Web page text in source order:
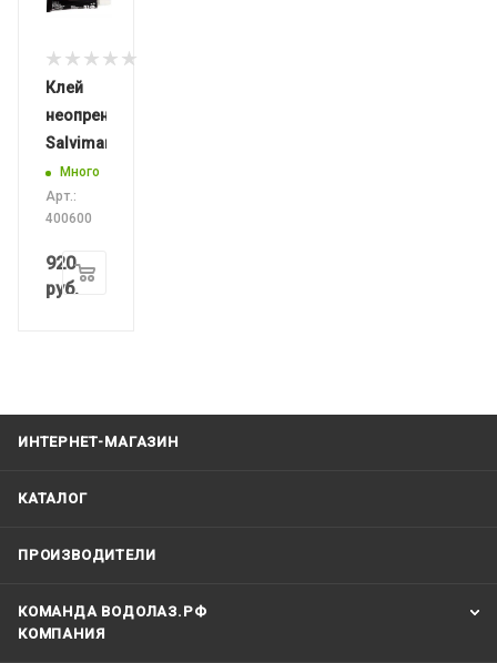
Клей
неопреновый
Salvimar
Много
Арт.:
400600
920
руб.
ИНТЕРНЕТ-МАГАЗИН
КАТАЛОГ
ПРОИЗВОДИТЕЛИ
КОМАНДА ВОДОЛАЗ.РФ
КОМПАНИЯ